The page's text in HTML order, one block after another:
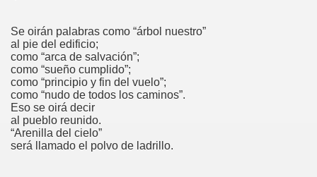
Se oirán palabras como “árbol nuestro”
al pie del edificio;
como “arca de salvación”;
como “sueño cumplido”;
como “principio y fin del vuelo”;
como “nudo de todos los caminos”.
Eso se oirá decir
al pueblo reunido.
“Arenilla del cielo”
será llamado el polvo de ladrillo.